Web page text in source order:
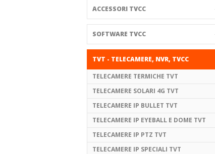
ACCESSORI TVCC
SOFTWARE TVCC
TVT - TELECAMERE, NVR, TVCC
TELECAMERE TERMICHE TVT
TELECAMERE SOLARI 4G TVT
TELECAMERE IP BULLET TVT
TELECAMERE IP EYEBALL E DOME TVT
TELECAMERE IP PTZ TVT
TELECAMERE IP SPECIALI TVT